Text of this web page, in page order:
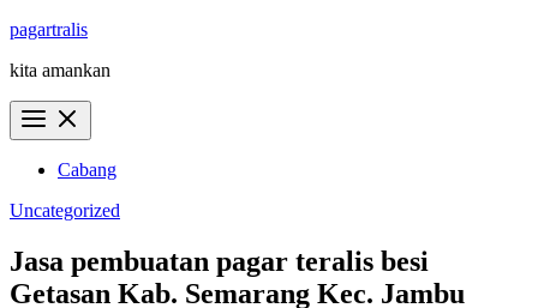
Skip
content
pagartralis
kita amankan
Cabang
Uncategorized
Jasa pembuatan pagar teralis besi
Getasan Kab. Semarang Kec. Jambu